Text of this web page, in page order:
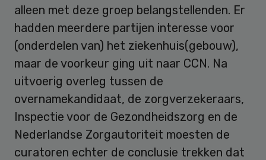
alleen met deze groep belangstellenden. Er
hadden meerdere partijen interesse voor
(onderdelen van) het ziekenhuis(gebouw),
maar de voorkeur ging uit naar CCN. Na
uitvoerig overleg tussen de
overnamekandidaat, de zorgverzekeraars,
Inspectie voor de Gezondheidszorg en de
Nederlandse Zorgautoriteit moesten de
curatoren echter de conclusie trekken dat